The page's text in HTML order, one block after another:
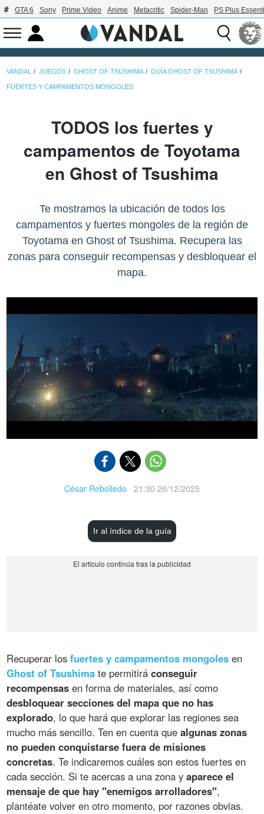
GTA 6 Sony Prime Video Anime Metacritic Spider-Man PS Plus
VANDAL JUEGOS GHOST OF TSUSHIMA GUÍA GHOST OF TSUSHIMA
FUERTES Y CAMPAMENTOS MONGOLES
TODOS los fuertes y
campamentos de Toyotama
en Ghost of Tsushima
Te mostramos la ubicación de todos los
campamentos y fuertes mongoles de la región de
Toyotama en Ghost of Tsushima. Recupera las
zonas para conseguir recompensas y desbloquear el
mapa.
César Rebolledo · 21:30 26/12/2025
Ir al índice de la guía
Recuperar losfuertes y campamentos mongoles en
Ghost of Tsushima te permitiráconseguir
recompensas en forma de materiales, así como
desbloquear secciones del mapa que no has
explorado, lo que hará que explorar las regiones sea
mucho más sencillo. Ten en cuenta quealgunas zonas
no pueden conquistarse fuera de misiones
concretas. Te indicaremos cuáles son estos fuertes en
cada sección. Si te acercas a una zona yaparece el
mensaje de que hay "enemigos arrolladores",
plantéate volver en otro momento, por razones obvias.